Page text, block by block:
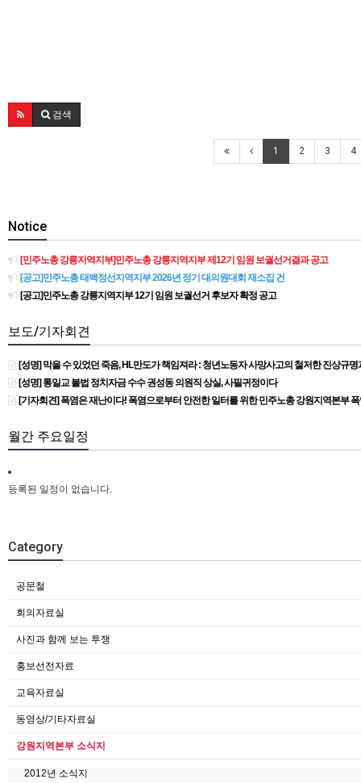
검색
1 2 3 4
Notice
[민주노총 강릉지역지부]민주노총 강릉지역지부 제12기 임원 보궐선거결과 공고
[공고]민주노총 태백정선지역지부 2026년 정기 대의원대회 재소집 건
[공고]민주노총 강릉지역지부 12기 임원 보궐선거 후보자 확정 공고
보도/기자회견
[성명] 막을 수 있었던 죽음, HL만도가 책임져라 : 청년노동자 사망사고의 철저한 진상규
[성명] 통일교 불법 정치자금 수수 권성동 의원직 상실, 사필귀정이다
[기자회견] 폭염은 재난이다! 폭염으로부터 안전한 일터를 위한 민주노총 강원지역본부
월간 주요일정
등록된 일정이 없습니다.
Category
공문철
회의자료실
사진과 함께 보는 투쟁
홍보선전자료
교육자료실
동영상/기타자료실
강원지역본부 소식지
2012년 소식지